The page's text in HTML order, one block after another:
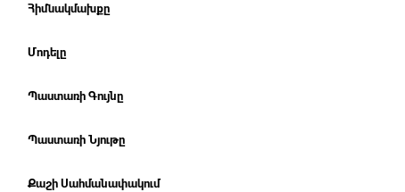
Հիմնակմախքը
Մոդելը
Պաստառի Գույնը
Պաստառի Նյութը
Քաշի Սահմանափակում